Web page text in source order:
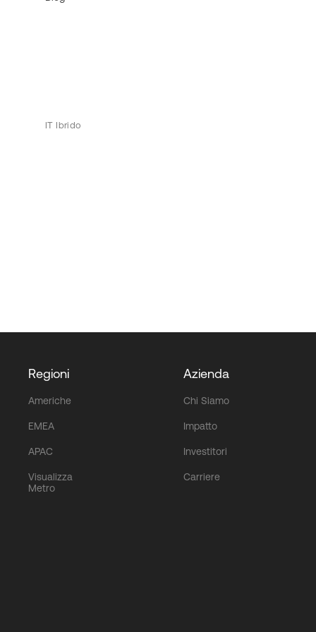
IT Ibrido
Regioni
Americhe
EMEA
APAC
Visualizza
Metro
Azienda
Chi Siamo
Impatto
Investitori
Carriere